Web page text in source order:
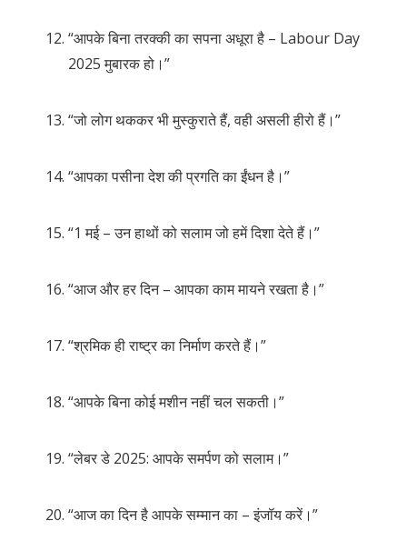
“आपके बिना तरक्की का सपना अधूरा है – Labour Day
2025 मुबारक हो।”
“जो लोग थककर भी मुस्कुराते हैं, वही असली हीरो हैं।”
“आपका पसीना देश की प्रगति का ईंधन है।”
“1 मई – उन हाथों को सलाम जो हमें दिशा देते हैं।”
“आज और हर दिन – आपका काम मायने रखता है।”
“श्रमिक ही राष्ट्र का निर्माण करते हैं।”
“आपके बिना कोई मशीन नहीं चल सकती।”
“लेबर डे 2025: आपके समर्पण को सलाम।”
“आज का दिन है आपके सम्मान का – इंजॉय करें।”